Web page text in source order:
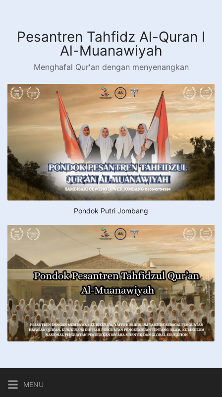
kontenPesantren Tahfidz Al-Quran I
Al-Muanawiyah
Menghafal Qur'an dengan menyenangkan
Pondok Putri Jombang
MENU